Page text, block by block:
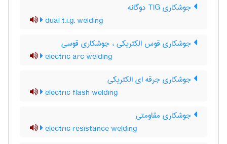
جوشکاری TIG دوگانه
dual t.i.g. welding
جوشکاری قوس الکتریکی ، جوشکاری قوسی
electric arc welding
جوشکاری جرقه ای الکتریکی
electric flash welding
جوشکاری مقاومتی
electric resistance welding